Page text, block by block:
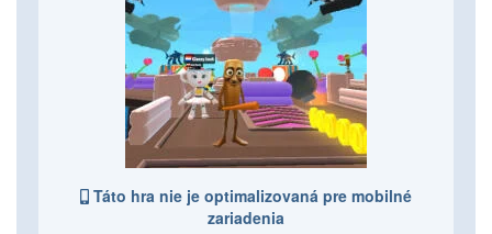
Táto hra nie je optimalizovaná pre mobilné
zariadenia